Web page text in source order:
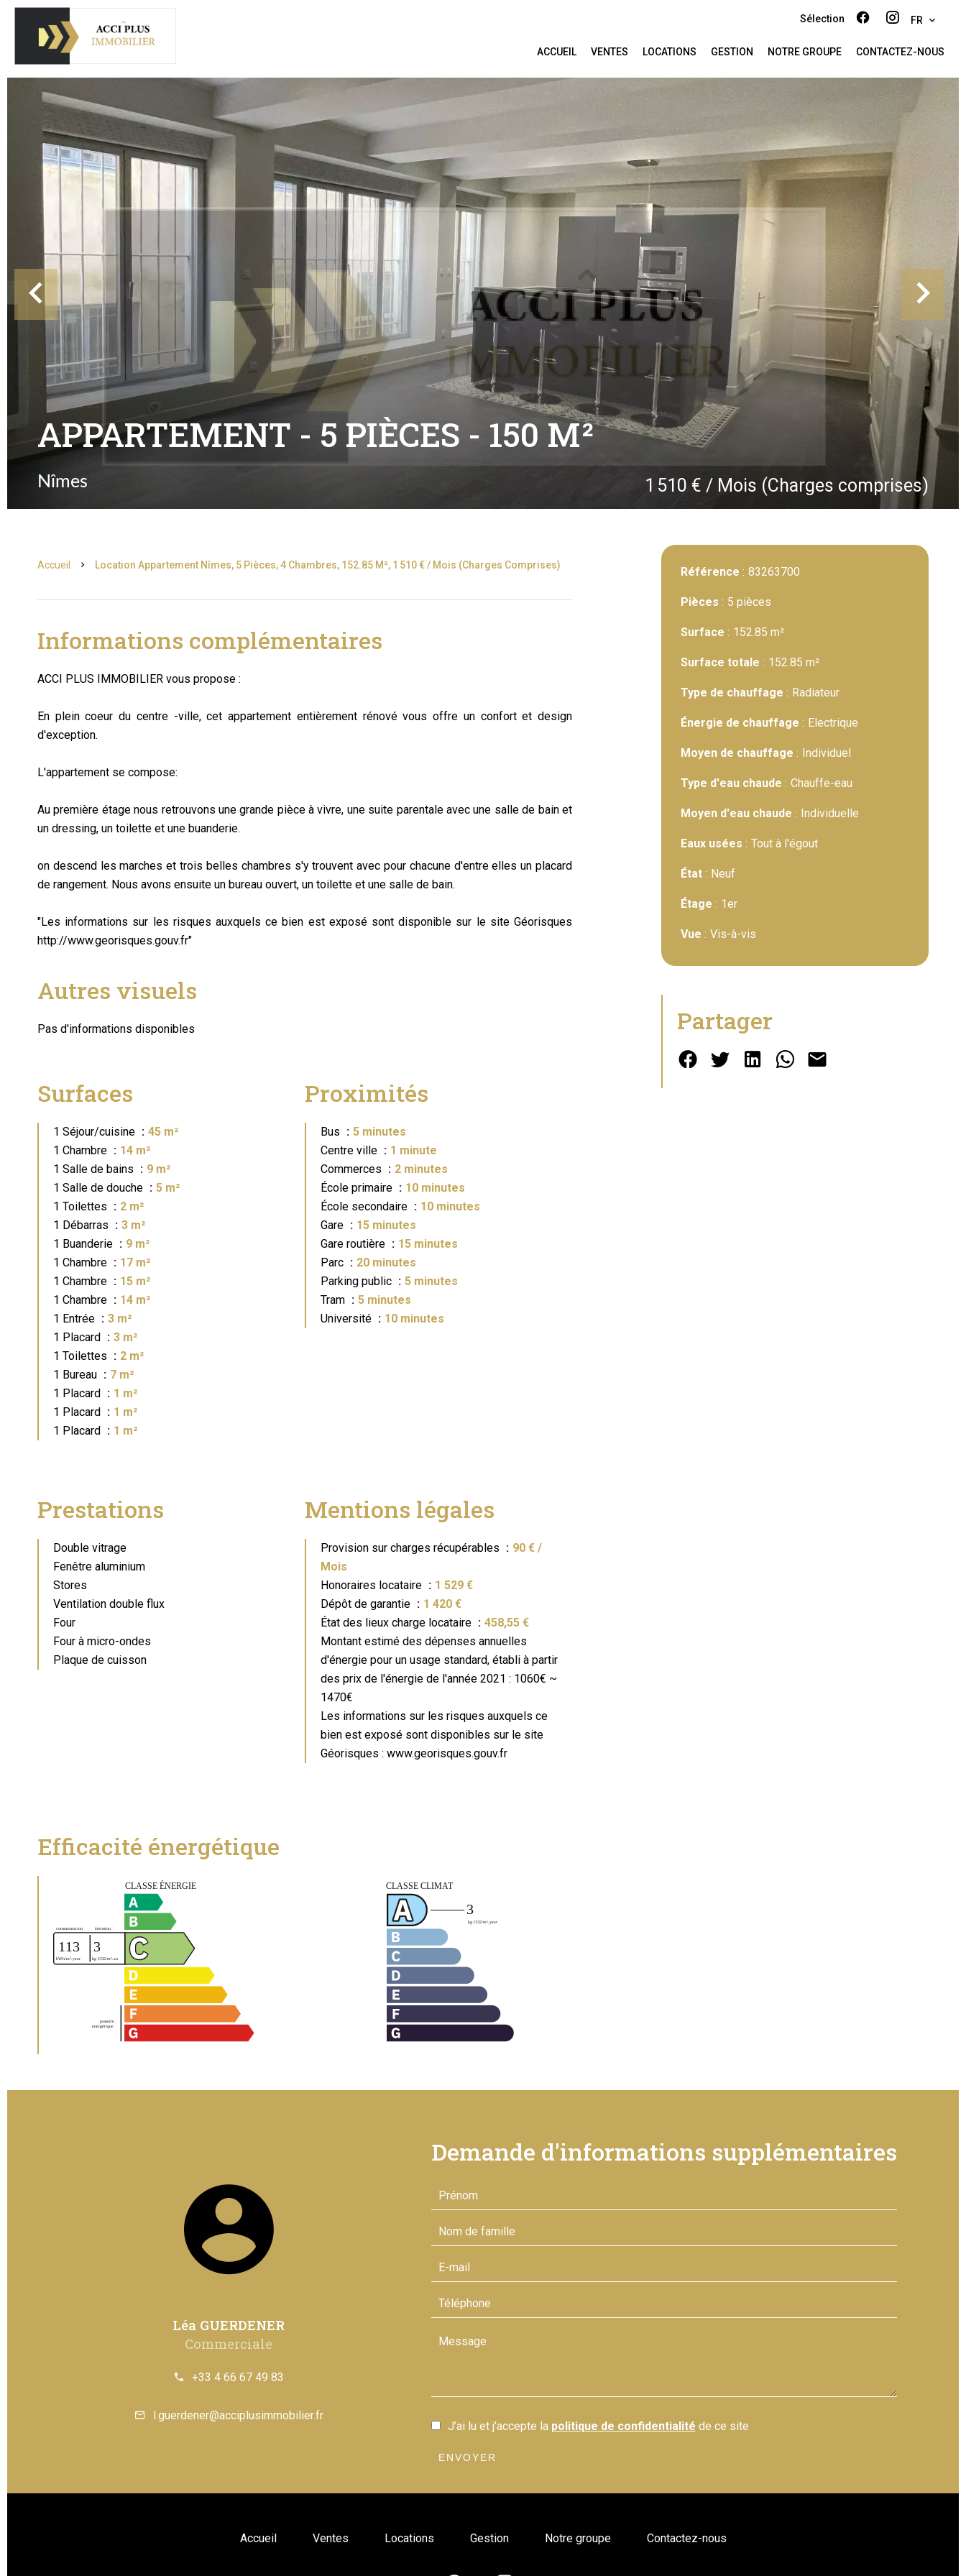
Sélection FR
ACCUEIL VENTES LOCATIONS GESTION NOTRE GROUPE CONTACTEZ-NOUS
APPARTEMENT - 5 PIÈCES - 150 M²
Nîmes 1 510 € / Mois (Charges comprises)
Accueil Location Appartement Nîmes, 5 Pièces, 4 Chambres, 152.85 M², 1 510 € / Mois (Charges Comprises)
Informations complémentaires
ACCI PLUS IMMOBILIER vous propose :
En plein coeur du centre -ville, cet appartement entièrement rénové vous offre un confort et design
d'exception.
L'appartement se compose:
Au première étage nous retrouvons une grande pièce à vivre, une suite parentale avec une salle de bain et
un dressing, un toilette et une buanderie.
on descend les marches et trois belles chambres s'y trouvent avec pour chacune d'entre elles un placard
de rangement. Nous avons ensuite un bureau ouvert, un toilette et une salle de bain.
"Les informations sur les risques auxquels ce bien est exposé sont disponible sur le site Géorisques
http://www.georisques.gouv.fr"
Autres visuels
Pas d'informations disponibles
Surfaces
1 Séjour/cuisine
45 m²
1 Chambre
14 m²
1 Salle de bains
9 m²
1 Salle de douche
5 m²
1 Toilettes
2 m²
1 Débarras
3 m²
1 Buanderie
9 m²
1 Chambre
17 m²
1 Chambre
15 m²
1 Chambre
14 m²
1 Entrée
3 m²
1 Placard
3 m²
1 Toilettes
2 m²
1 Bureau
7 m²
1 Placard
1 m²
1 Placard
1 m²
1 Placard
1 m²
Proximités
Bus
5 minutes
Centre ville
1 minute
Commerces
2 minutes
École primaire
10 minutes
École secondaire
10 minutes
Gare
15 minutes
Gare routière
15 minutes
Parc
20 minutes
Parking public
5 minutes
Tram
5 minutes
Université
10 minutes
Prestations
Double vitrage
Fenêtre aluminium
Stores
Ventilation double flux
Four
Four à micro-ondes
Plaque de cuisson
Mentions légales
Provision sur charges récupérables
90 € /
Mois
Honoraires locataire
1 529 €
Dépôt de garantie
1 420 €
État des lieux charge locataire
458,55 €
Montant estimé des dépenses annuelles
d'énergie pour un usage standard, établi à partir
des prix de l'énergie de l'année 2021 : 1060€ ~
1470€
Les informations sur les risques auxquels ce
bien est exposé sont disponibles sur le site
Géorisques : www.georisques.gouv.fr
Efficacité énergétique
Référence 83263700
Pièces 5 pièces
Surface 152.85 m²
Surface totale 152.85 m²
Type de chauffage Radiateur
Énergie de chauffage Electrique
Moyen de chauffage Individuel
Type d'eau chaude Chauffe-eau
Moyen d'eau chaude Individuelle
Eaux usées Tout à l'égout
État Neuf
Étage 1er
Vue Vis-à-vis
Partager
Léa GUERDENER
Commerciale
+33 4 66 67 49 83
l.guerdener@acciplusimmobilier.fr
Demande d'informations supplémentaires
J’ai lu et j'accepte la politique de confidentialité de ce site
ENVOYER
Accueil Ventes Locations Gestion Notre groupe Contactez-nous